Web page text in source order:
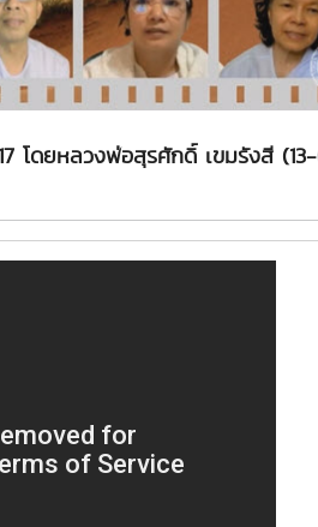
โดยหลวงพ่อสุรศักดิ์ เขมรังสี